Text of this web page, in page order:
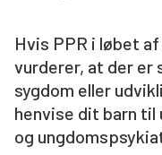
Støt os
Søg
Hvis PPR i løbet
vurderer, at der er
sygdom eller
henvise dit barn til
og